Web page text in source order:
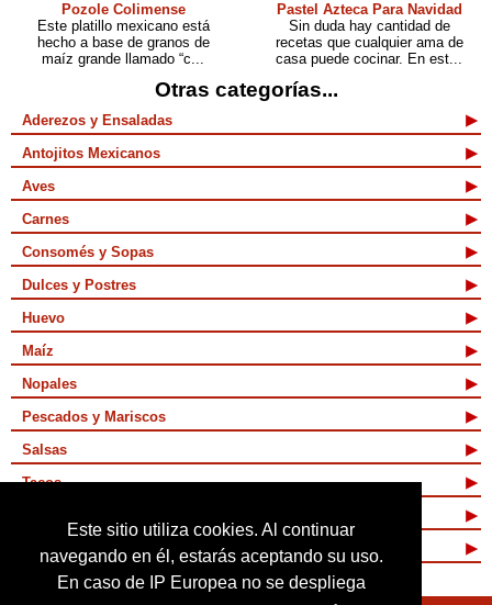
Este sitio utiliza cookies. Al continuar
navegando en él, estarás aceptando su uso.
En caso de IP Europea no se despliega
Pozole Colimense
Este platillo mexicano está
hecho a base de granos de
maíz grande llamado “c...
Pastel Azteca Para Navidad
Sin duda hay cantidad de
recetas que cualquier ama de
casa puede cocinar. En est...
Otras categorías...
Aderezos y Ensaladas
Antojitos Mexicanos
Aves
Carnes
Consomés y Sopas
Dulces y Postres
Huevo
Maíz
Nopales
Pescados y Mariscos
Salsas
Tacos
Vegetarianas